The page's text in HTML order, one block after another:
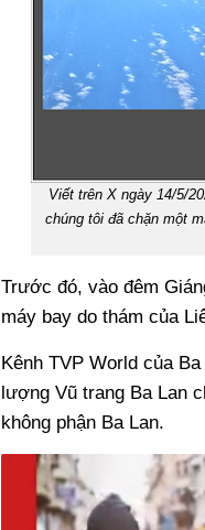
Viết trên X ngày 14/5/
chúng tôi đã chặn một
Trước đó, vào đêm
máy bay do thám của
Kênh TVP World của
lượng Vũ trang Ba Lan
không phận Ba Lan.